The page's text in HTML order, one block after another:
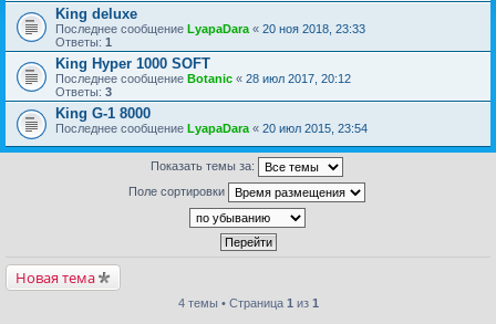
King deluxe
Последнее сообщение LyapaDara « 20 ноя 2018, 23:33
Ответы: 1
King Hyper 1000 SOFT
Последнее сообщение Botanic « 28 июл 2017, 20:12
Ответы: 3
King G-1 8000
Последнее сообщение LyapaDara « 20 июл 2015, 23:54
Показать темы за:
Поле сортировки
Новая тема
4 темы • Страница 1 из 1